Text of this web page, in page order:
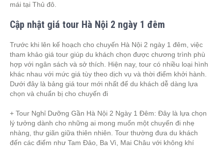
mái tại Thủ đô.
Cập nhật giá tour Hà Nội 2 ngày 1 đêm
Trước khi lên kế hoạch cho chuyến Hà Nội 2 ngày 1 đêm, việc
tham khảo giá tour giúp du khách chọn được chương trình phù
hợp với ngân sách và sở thích. Hiện nay, tour có nhiều loại hình
khác nhau với mức giá tùy theo dịch vụ và thời điểm khởi hành.
Dưới đây là bảng giá tour mới nhất để du khách dễ dàng lựa
chọn và chuẩn bị cho chuyến đi
+ Tour Nghỉ Dưỡng Gần Hà Nội 2 Ngày 1 Đêm: Đây là lựa chọn
lý tưởng dành cho những ai mong muốn một chuyến đi nhẹ
nhàng, thư giãn giữa thiên nhiên. Tour thường đưa du khách
đến các điểm như Tam Đảo, Ba Vì, Mai Châu với không khí